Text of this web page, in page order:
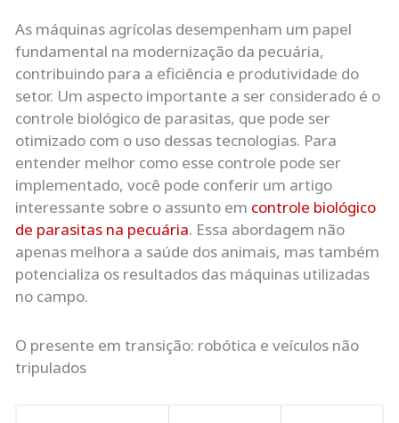
As máquinas agrícolas desempenham um papel
fundamental na modernização da pecuária,
contribuindo para a eficiência e produtividade do
setor. Um aspecto importante a ser considerado é o
controle biológico de parasitas, que pode ser
otimizado com o uso dessas tecnologias. Para
entender melhor como esse controle pode ser
implementado, você pode conferir um artigo
interessante sobre o assunto em controle biológico
de parasitas na pecuária. Essa abordagem não
apenas melhora a saúde dos animais, mas também
potencializa os resultados das máquinas utilizadas
no campo.
O presente em transição: robótica e veículos não
tripulados